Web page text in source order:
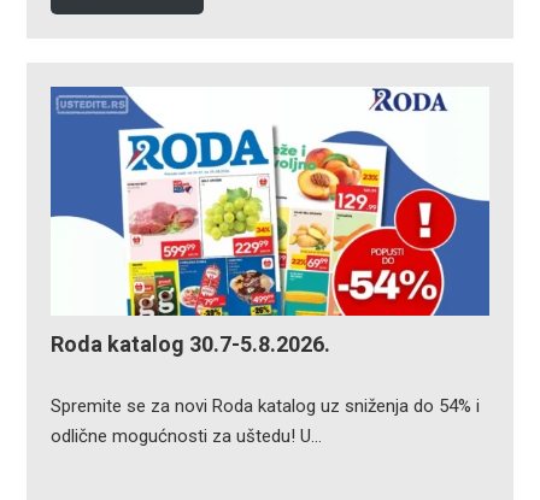
Roda katalog 30.7-5.8.2026.
Spremite se za novi Roda katalog uz sniženja do 54% i
odlične mogućnosti za uštedu! U…